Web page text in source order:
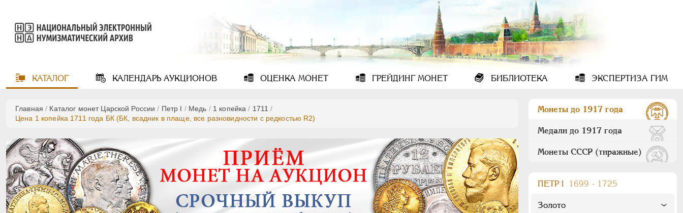
КАТАЛОГ КАЛЕНДАРЬАУКЦИОНОВ ОЦЕНКА МОНЕТ ГРЕЙДИНГМОНЕТ БИБЛИОТЕКА ЭКСПЕРТИЗА ГИМ
Главная / Каталог монет Царской России / Пeтр I / Медь / 1 копейка / 1711 /
Цена 1 копейка 1711 года БК (БК, всадник в плаще, все разновидности с редкостью R2)
Монеты до 1917 года
Медали до 1917 года
Монеты СССР (тиражные)
ПEТР I 1699 - 1725
Золото